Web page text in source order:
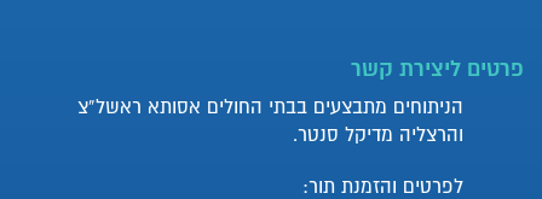
פרטים ליצירת קשר
הניתוחים מתבצעים בבתי החולים אסותא ראשל”צ
והרצליה מדיקל סנטר.
לפרטים והזמנת תור: